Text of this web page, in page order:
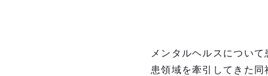
メンタルヘルスについ
患領域を牽引してきた